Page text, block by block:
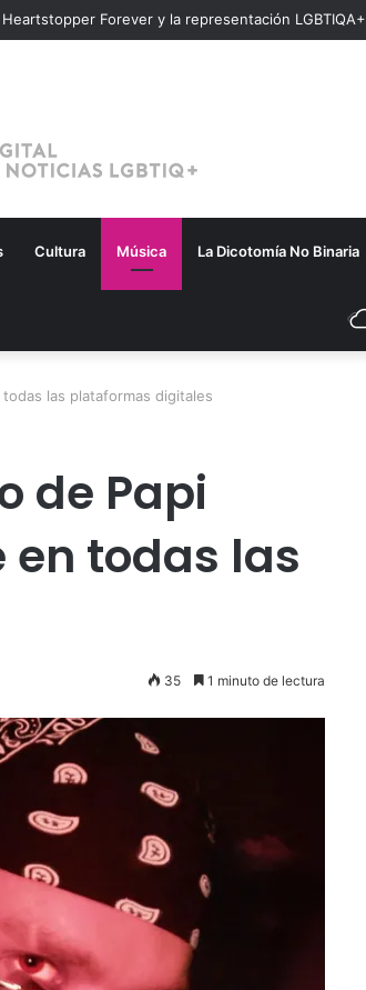
Forever y la representación LGBTIQA+
Cultura Música La Dicotomía No Binaria
las plataformas digitales
de Papi
en todas las
35 1 minuto de lectura